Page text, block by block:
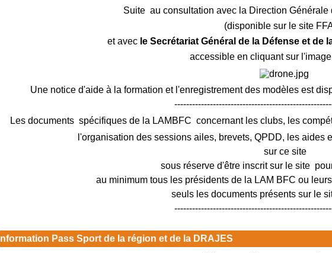
Suite au consultation avec la Direction
(disponible sur le site
et avec le Secrétariat Général de la Défense et de
accessible en cliquant sur
Une notice d'aide à la formation et l'enregistrement des modèles est
Les documents spécifiques de la LAMBFC concernant les clubs, les
l'organisation des sessions ailes, brevets, QPDD, les aides
sur ce site
sous réserve d'être inscrit sur le site
au minimum tous les présidents de la LAM BFC ou
seuls les documents présents sur le
Information Pass Sport de la région et de la DRAJES